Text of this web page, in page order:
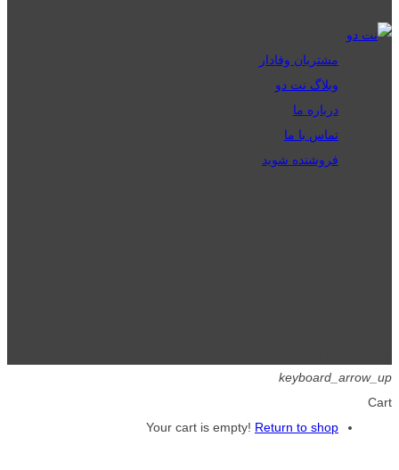
مشتریان وفادار
وبلاگ نت دو
درباره ما
تماس با ما
فروشنده شوید
keyboard_arrow_up
Cart
Your cart is empty! Return to shop